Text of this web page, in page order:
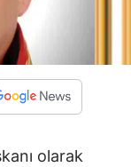
olarak